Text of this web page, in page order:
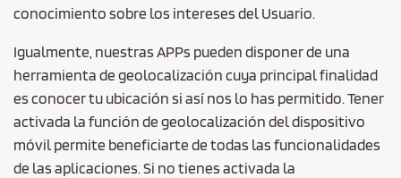
conocimiento sobre los intereses del Usuario.
Igualmente, nuestras APPs pueden disponer de una
herramienta de geolocalización cuya principal finalidad
es conocer tu ubicación si así nos lo has permitido. Tener
activada la función de geolocalización del dispositivo
móvil permite beneficiarte de todas las funcionalidades
de las aplicaciones. Si no tienes activada la